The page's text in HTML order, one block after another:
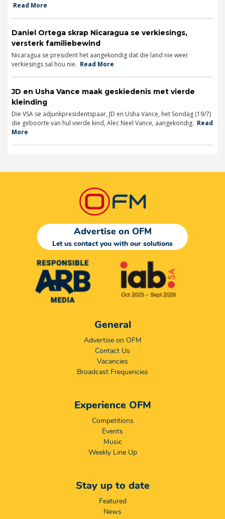
Read More
Daniel Ortega skrap Nicaragua se verkiesings,
versterk familiebewind
Nicaragua se president het aangekondig dat die land nie weer
verkiesings sal hou nie. Read More
JD en Usha Vance maak geskiedenis met vierde
kleinding
Die VSA se adjunkpresidentspaar, JD en Usha Vance, het Sondag (19/7)
die geboorte van hul vierde kind, Alec Neel Vance, aangekondig. Read
More
Advertise on OFM
Let us contact you with our solutions
General
Advertise on OFM
Contact Us
Vacancies
Broadcast Frequencies
Experience OFM
Competitions
Events
Music
Weekly Line Up
Stay up to date
Featured
News